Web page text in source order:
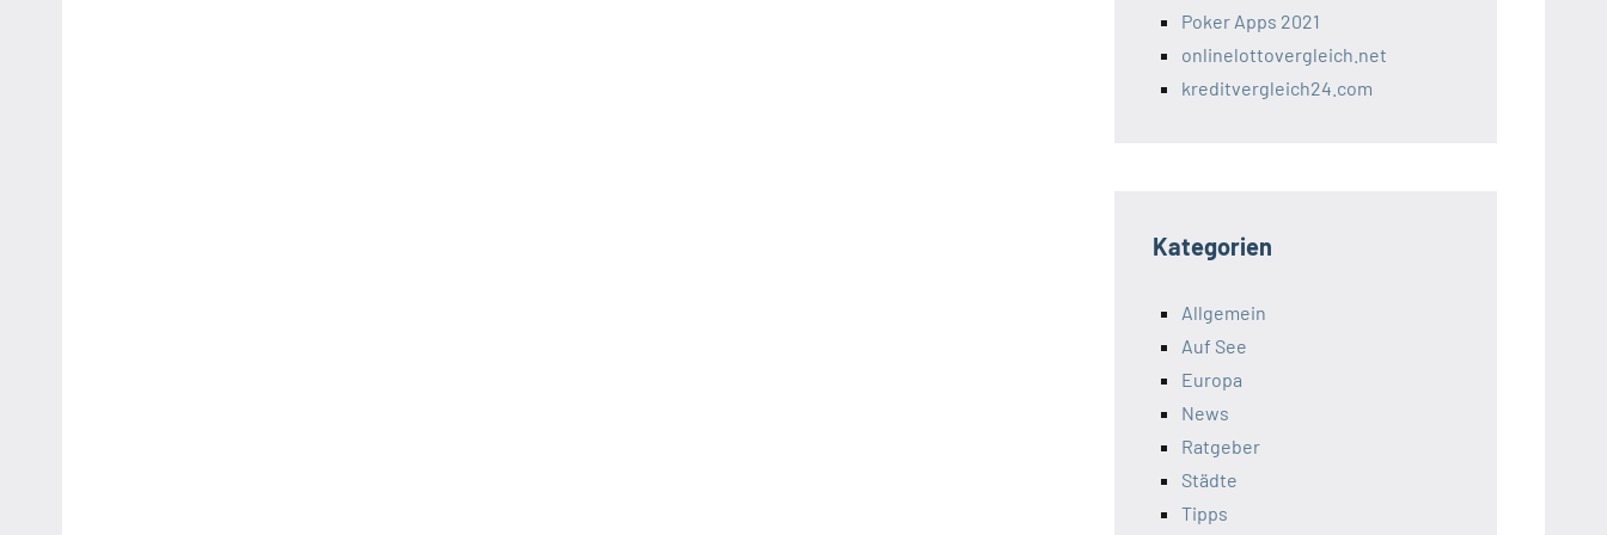
Poker Apps 2021
onlinelottovergleich.net
kreditvergleich24.com
Kategorien
Allgemein
Auf See
Europa
News
Ratgeber
Städte
Tipps